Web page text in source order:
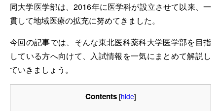
同大学医学部は、2016年に医学科が設立させて以来、一
貫して地域医療の拡充に努めてきました。
今回の記事では、そんな東北医科薬科大学医学部を目指
している方へ向けて、入試情報を一気にまとめて解説し
ていきましょう。
Contents [hide]